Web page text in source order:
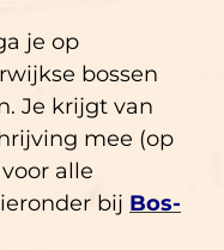
je op
bossen
Je krijgt van
mee (op
alle
bij Bos-